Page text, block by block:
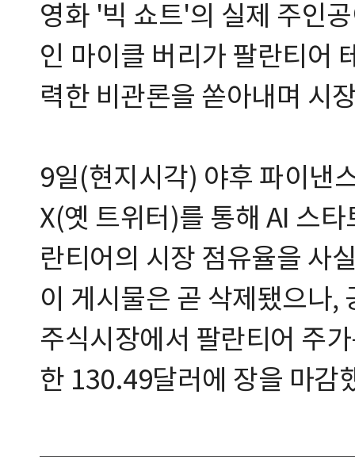
영화 '빅 쇼트'의 실제 주인
인 마이클 버리가 팔란티어
력한 비관론을 쏟아내며 시
9일(현지시각) 야후 파이낸
X(옛 트위터)를 통해 AI 스
란티어의 시장 점유율을 사
이 게시물은 곧 삭제됐으나,
주식시장에서 팔란티어 주
한 130.49달러에 장을 마감